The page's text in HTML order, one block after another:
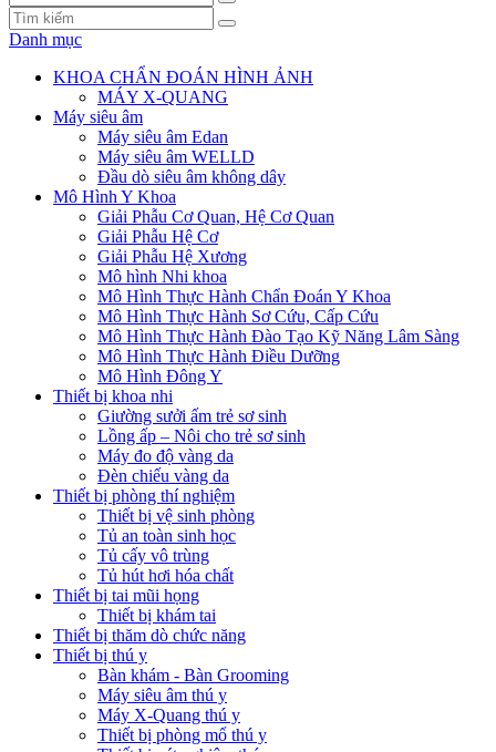
Danh mục
KHOA CHẨN ĐOÁN HÌNH ẢNH
MÁY X-QUANG
Máy siêu âm
Máy siêu âm Edan
Máy siêu âm WELLD
Đầu dò siêu âm không dây
Mô Hình Y Khoa
Giải Phẫu Cơ Quan, Hệ Cơ Quan
Giải Phẫu Hệ Cơ
Giải Phẫu Hệ Xương
Mô hình Nhi khoa
Mô Hình Thực Hành Chẩn Đoán Y Khoa
Mô Hình Thực Hành Sơ Cứu, Cấp Cứu
Mô Hình Thực Hành Đào Tạo Kỹ Năng Lâm Sàng
Mô Hình Thực Hành Điều Dưỡng
Mô Hình Đông Y
Thiết bị khoa nhi
Giường sưởi ấm trẻ sơ sinh
Lồng ấp – Nôi cho trẻ sơ sinh
Máy đo độ vàng da
Đèn chiếu vàng da
Thiết bị phòng thí nghiệm
Thiết bị vệ sinh phòng
Tủ an toàn sinh học
Tủ cấy vô trùng
Tủ hút hơi hóa chất
Thiết bị tai mũi họng
Thiết bị khám tai
Thiết bị thăm dò chức năng
Thiết bị thú y
Bàn khám - Bàn Grooming
Máy siêu âm thú y
Máy X-Quang thú y
Thiết bị phòng mổ thú y